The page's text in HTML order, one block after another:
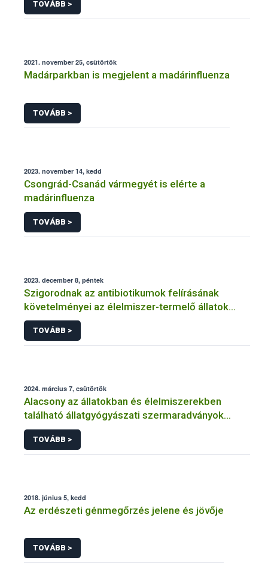
TOVÁBB >
2021. november 25, csütörtök
Madárparkban is megjelent a madárinfluenza
TOVÁBB >
2023. november 14, kedd
Csongrád-Csanád vármegyét is elérte a
madárinfluenza
TOVÁBB >
2023. december 8, péntek
Szigorodnak az antibiotikumok felírásának
követelményei az élelmiszer-termelő állatok
esetében
TOVÁBB >
2024. március 7, csütörtök
Alacsony az állatokban és élelmiszerekben
található állatgyógyászati szermaradványok
szintje
TOVÁBB >
2018. június 5, kedd
Az erdészeti génmegőrzés jelene és jövője
TOVÁBB >